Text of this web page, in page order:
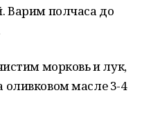
Варим полчаса до
морковь и лук,
масле 3-4